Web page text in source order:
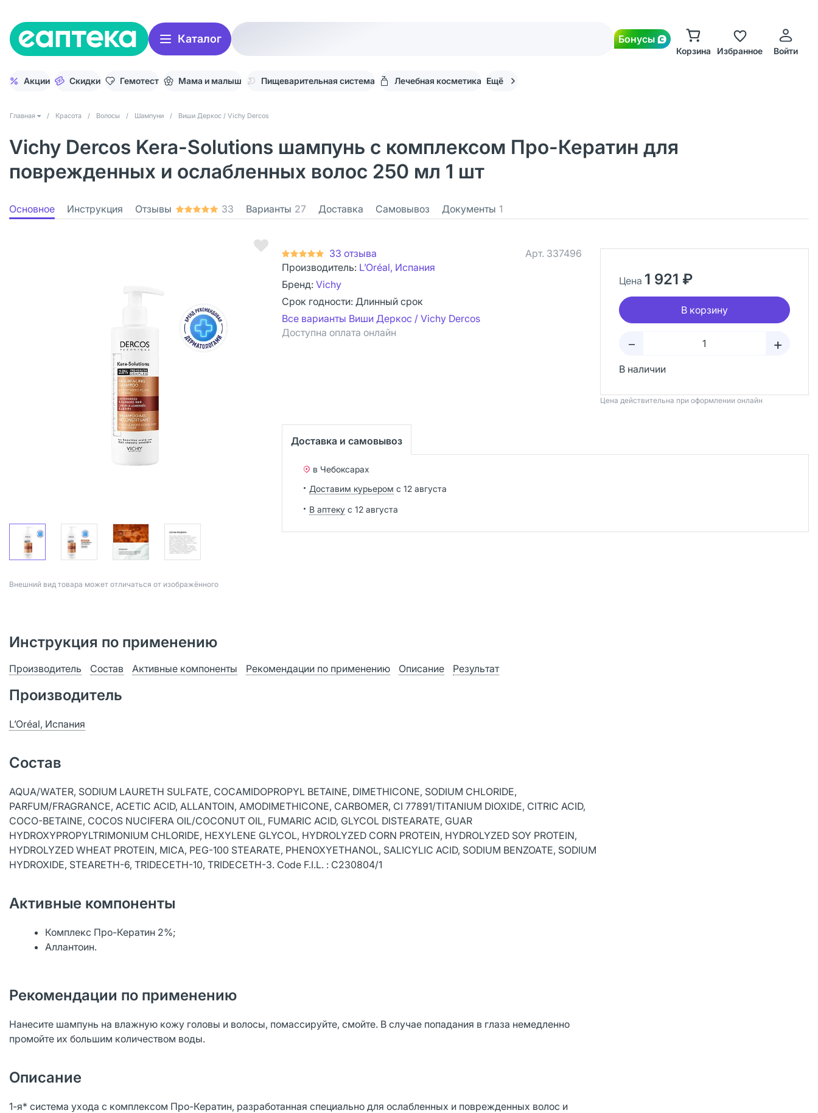
Каталог Бонусы
Корзина Избранное Войти
Акции Скидки Гемотест Мама и малыш Пищеварительная система Лечебная косметика Ещё
Главная / Красота / Волосы / Шампуни / Виши Деркос / Vichy Dercos
Vichy Dercos Kera-Solutions шампунь с комплексом Про-Кератин для
поврежденных и ослабленных волос 250 мл 1 шт
Основное Инструкция Отзывы 33 Варианты 27 Доставка Самовывоз Документы 1
Bнешний вид товара может отличаться от изображённого
33 отзыва Арт. 337496
Производитель: L’Oréal, Испания
Бренд: Vichy
Срок годности: Длинный срок
Все варианты Виши Деркос / Vichy Dercos
Доступна оплата онлайн
Цена 1 921 ₽
В корзину
– +
В наличии
Цена действительна при оформлении онлайн
Доставка и самовывоз
в Чебоксарах
Доставим курьером с 12 августа
В аптеку с 12 августа
Инструкция по применению
Производитель Состав Активные компоненты Рекомендации по применению Описание Результат
Производитель
L’Oréal, Испания
Состав
AQUA/WATER, SODIUM LAURETH SULFATE, COCAMIDOPROPYL BETAINE, DIMETHICONE, SODIUM CHLORIDE,
PARFUM/FRAGRANCE, ACETIC ACID, ALLANTOIN, AMODIMETHICONE, CARBOMER, CI 77891/TITANIUM DIOXIDE, CITRIC ACID,
COCO-BETAINE, COCOS NUCIFERA OIL/COCONUT OIL, FUMARIC ACID, GLYCOL DISTEARATE, GUAR
HYDROXYPROPYLTRIMONIUM CHLORIDE, HEXYLENE GLYCOL, HYDROLYZED CORN PROTEIN, HYDROLYZED SOY PROTEIN,
HYDROLYZED WHEAT PROTEIN, MICA, PEG-100 STEARATE, PHENOXYETHANOL, SALICYLIC ACID, SODIUM BENZOATE, SODIUM
HYDROXIDE, STEARETH-6, TRIDECETH-10, TRIDECETH-3. Code F.I.L. : C230804/1
Активные компоненты
Комплекс Про-Кератин 2%;
Аллантоин.
Рекомендации по применению
Нанесите шампунь на влажную кожу головы и волосы, помассируйте, смойте. В случае попадания в глаза немедленно
промойте их большим количеством воды.
Описание
1-я* система ухода с комплексом Про-Кератин, разработанная специально для ослабленных и поврежденных волос и